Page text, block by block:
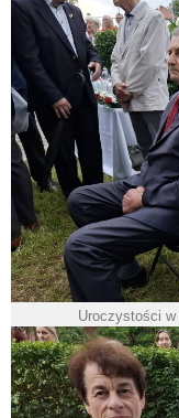
Uroczystości